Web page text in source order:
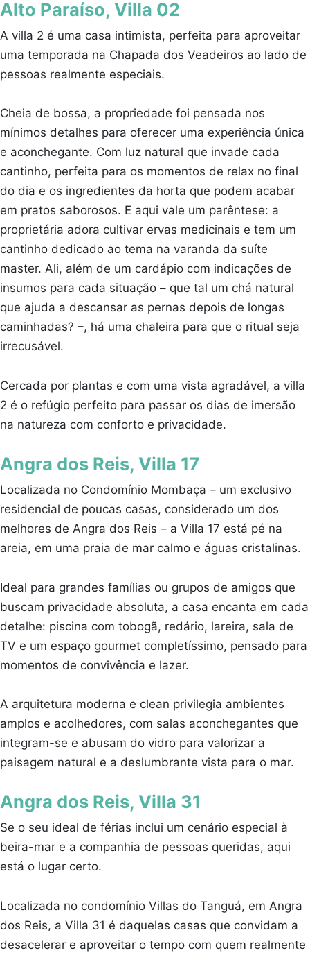
Alto Paraíso, Villa 02
A villa 2 é uma casa intimista, perfeita para aproveitar
uma temporada na Chapada dos Veadeiros ao lado de
pessoas realmente especiais.
Cheia de bossa, a propriedade foi pensada nos
mínimos detalhes para oferecer uma experiência única
e aconchegante. Com luz natural que invade cada
cantinho, perfeita para os momentos de relax no final
do dia e os ingredientes da horta que podem acabar
em pratos saborosos. E aqui vale um parêntese: a
proprietária adora cultivar ervas medicinais e tem um
cantinho dedicado ao tema na varanda da suíte
master. Ali, além de um cardápio com indicações de
insumos para cada situação – que tal um chá natural
que ajuda a descansar as pernas depois de longas
caminhadas? –, há uma chaleira para que o ritual seja
irrecusável.
Cercada por plantas e com uma vista agradável, a villa
2 é o refúgio perfeito para passar os dias de imersão
na natureza com conforto e privacidade.
Angra dos Reis, Villa 17
Localizada no Condomínio Mombaça – um exclusivo
residencial de poucas casas, considerado um dos
melhores de Angra dos Reis – a Villa 17 está pé na
areia, em uma praia de mar calmo e águas cristalinas.
Ideal para grandes famílias ou grupos de amigos que
buscam privacidade absoluta, a casa encanta em cada
detalhe: piscina com tobogã, redário, lareira, sala de
TV e um espaço gourmet completíssimo, pensado para
momentos de convivência e lazer.
A arquitetura moderna e clean privilegia ambientes
amplos e acolhedores, com salas aconchegantes que
integram-se e abusam do vidro para valorizar a
paisagem natural e a deslumbrante vista para o mar.
Angra dos Reis, Villa 31
Se o seu ideal de férias inclui um cenário especial à
beira-mar e a companhia de pessoas queridas, aqui
está o lugar certo.
Localizada no condomínio Villas do Tanguá, em Angra
dos Reis, a Villa 31 é daquelas casas que convidam a
desacelerar e aproveitar o tempo com quem realmente